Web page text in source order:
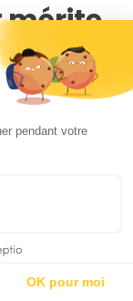
mérite
Stripe, la
à
Des frais
fonction du lieu
shooting photo
votre devis